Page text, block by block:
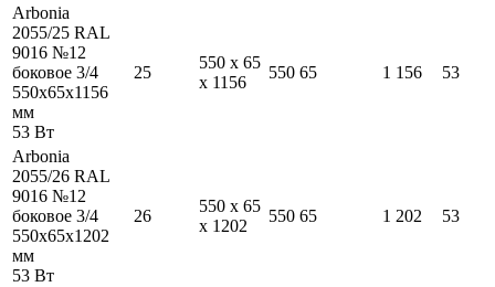
Arbonia
2055/25 RAL
9016 №12
боковое 3/4
550x65x1156
мм
53 Вт
25
550 x 65
x 1156
550 65 1 156 53
Arbonia
2055/26 RAL
9016 №12
боковое 3/4
550x65x1202
мм
53 Вт
26
550 x 65
x 1202
550 65 1 202 53